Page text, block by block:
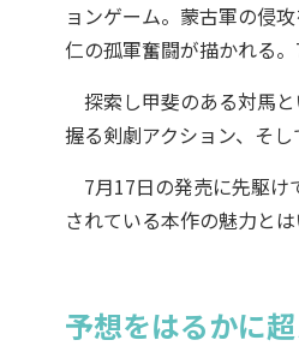
ョンゲーム。蒙古軍の侵
仁の孤軍奮闘が描かれる
探索し甲斐のある対馬
握る剣劇アクション、そ
7月17日の発売に先駆け
されている本作の魅力と
予想をはるかに